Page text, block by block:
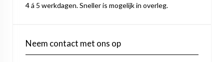
4 á 5 werkdagen. Sneller is mogelijk in overleg.
Neem contact met ons op